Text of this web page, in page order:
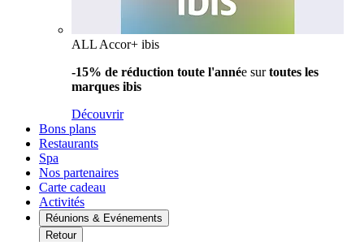
ALL Accor+ ibis
-15% de réduction toute l'année surtoutes les
marques ibis
Découvrir
Bons plans
Restaurants
Spa
Nos partenaires
Carte cadeau
Activités
Réunions & Evénements
Retour